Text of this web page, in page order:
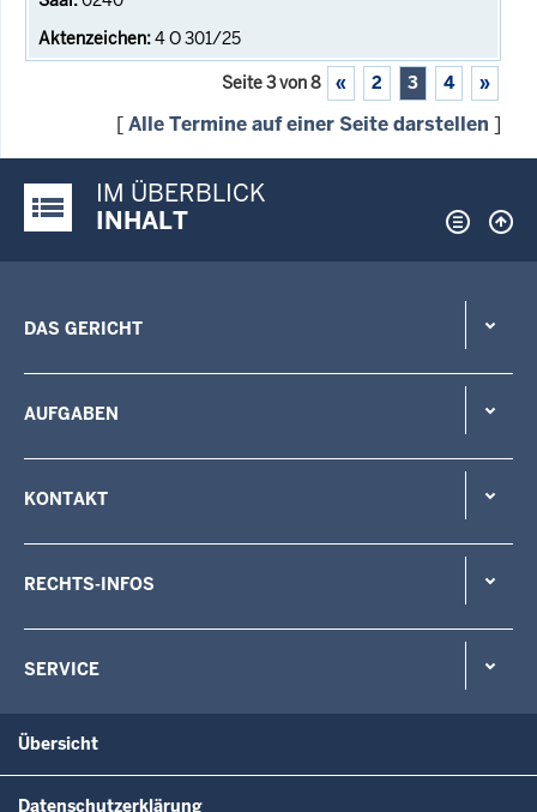
4 O 301/25
Seite 3 von 8 « 2 3 4 »
[Alle Termine auf einer Seite darstellen ]
Justiz-Portal im Überblick:
IM ÜBERBLICK
INHALT
DAS GERICHT
AUFGABEN
KONTAKT
RECHTS-INFOS
SERVICE
Übersicht
Datenschutzerklärung